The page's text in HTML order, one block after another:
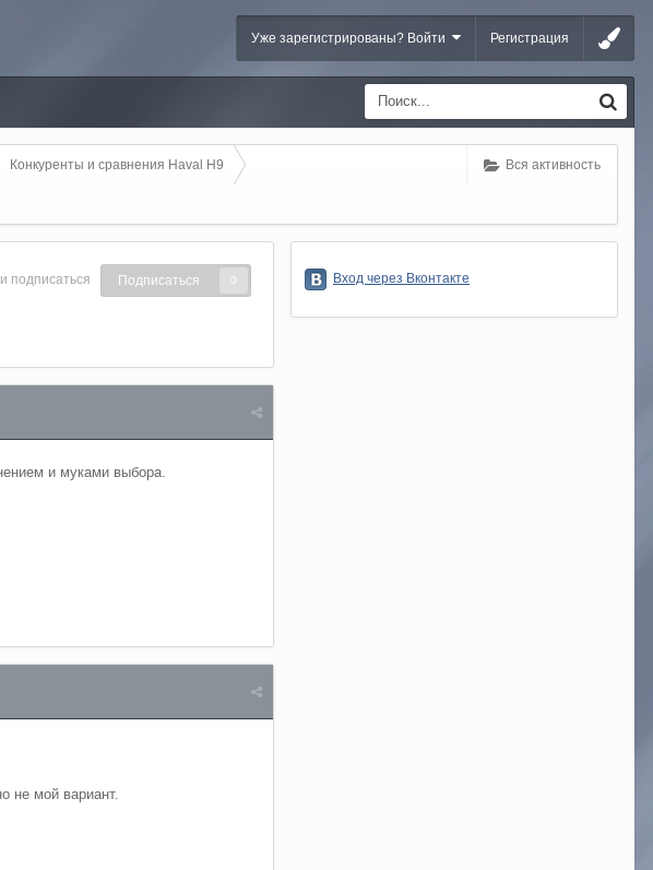
Уже зарегистрированы? Войти Регистрация
Вся активность
Конкуренты и сравнения Haval H9
подписаться Подписаться 0
и муками выбора.
не мой вариант.
Вход через Вконтакте